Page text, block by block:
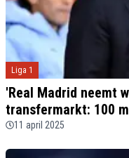
Liga 1
'Real Madrid neemt
transfermarkt: 100
11 april 2025